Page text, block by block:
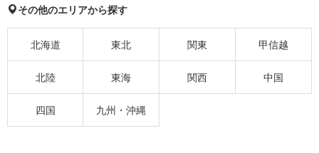
その他のエリアから探す
北海道 東北 関東 甲信越
北陸 東海 関西 中国
四国 九州・沖縄